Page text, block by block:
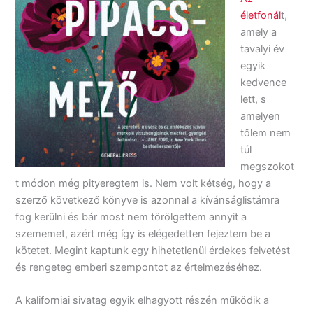
életfonált,
amely a
tavalyi év
egyik
kedvence
lett, s
amelyen
tőlem nem
túl
megszokot
t módon még pityeregtem is. Nem volt kétség, hogy a
szerző következő könyve is azonnal a kívánságlistámra
fog kerülni és bár most nem törölgettem annyit a
szememet, azért még így is elégedetten fejeztem be a
kötetet. Megint kaptunk egy hihetetlenül érdekes felvetést
és rengeteg emberi szempontot az értelmezéséhez.
A kaliforniai sivatag egyik elhagyott részén működik a